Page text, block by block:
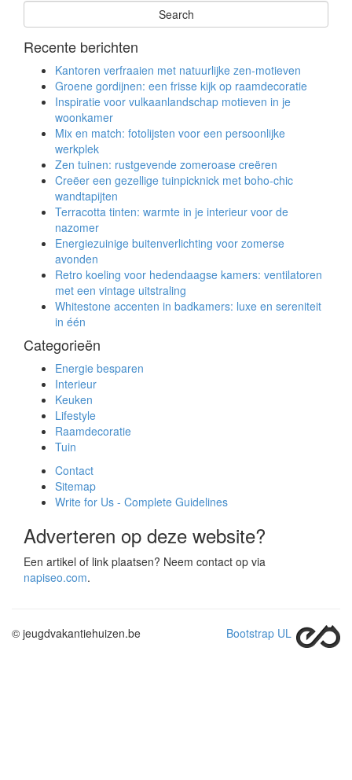
Recente berichten
Kantoren verfraaien met natuurlijke zen-motieven
Groene gordijnen: een frisse kijk op raamdecoratie
Inspiratie voor vulkaanlandschap motieven in je
woonkamer
Mix en match: fotolijsten voor een persoonlijke
werkplek
Zen tuinen: rustgevende zomeroase creëren
Creëer een gezellige tuinpicknick met boho-chic
wandtapijten
Terracotta tinten: warmte in je interieur voor de
nazomer
Energiezuinige buitenverlichting voor zomerse
avonden
Retro koeling voor hedendaagse kamers: ventilatoren
met een vintage uitstraling
Whitestone accenten in badkamers: luxe en sereniteit
in één
Categorieën
Energie besparen
Interieur
Keuken
Lifestyle
Raamdecoratie
Tuin
Contact
Sitemap
Write for Us - Complete Guidelines
Adverteren op deze website?
Een artikel of link plaatsen? Neem contact op via
napiseo.com.
Bootstrap UL
© jeugdvakantiehuizen.be